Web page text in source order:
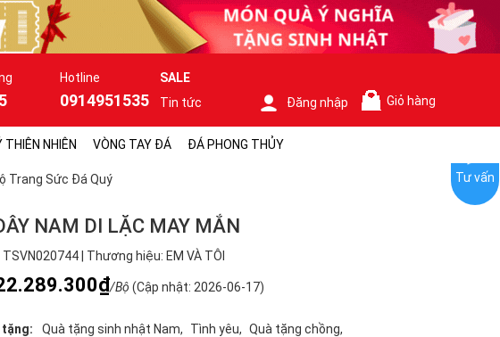
Hotline
0914951535
SALE
Tin tức
Đăng nhập Giỏ hàng
THIÊN NHIÊN VÒNG TAY ĐÁ ĐÁ PHONG THỦY
Trang Sức Đá Quý
NAM DI LẶC MAY MẮN
TSVN020744 | Thương hiệu: EM VÀ TÔI
/Bộ (Cập nhật: 2026-06-17)
tặng: Quà tặng sinh nhật Nam Tình yêu
Quà tặng chồng
Tư vấn